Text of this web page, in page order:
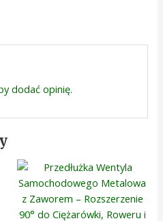
dodać opinię.